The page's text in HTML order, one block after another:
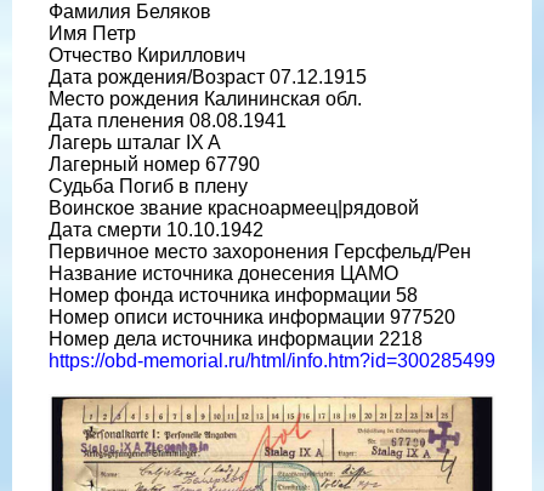
Фамилия Беляков
Имя Петр
Отчество Кириллович
Дата рождения/Возраст 07.12.1915
Место рождения Калининская обл.
Дата пленения 08.08.1941
Лагерь шталаг IX A
Лагерный номер 67790
Судьба Погиб в плену
Воинское звание красноармеец|рядовой
Дата смерти 10.10.1942
Первичное место захоронения Герсфельд/Рен
Название источника донесения ЦАМО
Номер фонда источника информации 58
Номер описи источника информации 977520
Номер дела источника информации 2218
https://obd-memorial.ru/html/info.htm?id=300285499